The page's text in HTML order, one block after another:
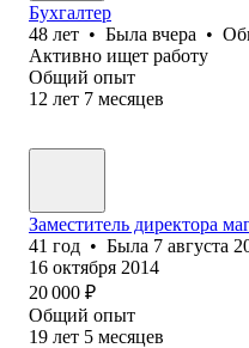
Бухгалтер
48 лет • Была вчера •
Активно ищет работу
Общий опыт
12 лет 7 месяцев
Заместитель директора
41 год • Была 7 августа
16 октября 2014
20 000 ₽
Общий опыт
19 лет 5 месяцев